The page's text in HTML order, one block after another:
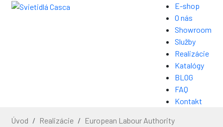
E-shop
O nás
Showroom
Služby
Realizácie
Katalógy
BLOG
FAQ
Kontakt
Úvod Realizácie European Labour Authority